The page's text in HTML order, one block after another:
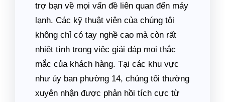
trợ bạn về mọi vấn đề liên quan đến máy
lạnh. Các kỹ thuật viên của chúng tôi
không chỉ có tay nghề cao mà còn rất
nhiệt tình trong việc giải đáp mọi thắc
mắc của khách hàng. Tại các khu vực
như ủy ban phường 14, chúng tôi thường
xuyên nhận được phản hồi tích cực từ